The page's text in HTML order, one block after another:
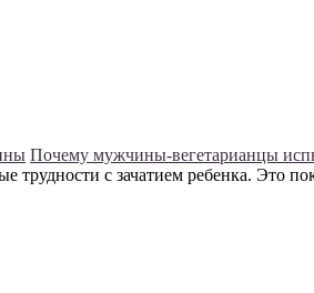
Почему мужчины-вегетарианцы
трудности с зачатием ребенка. Это